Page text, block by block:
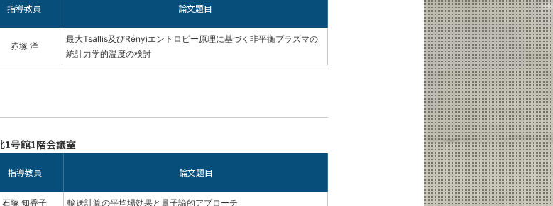
指導教員 論文題目
赤塚 洋
最大Tsallis及びRényiエントロピー原理に基づく非平衡プラズマの
統計力学的温度の検討
1号館1階会議室
指導教員 論文題目
石塚 知香子 輸送計算の平均場効果と量子論的アプローチ